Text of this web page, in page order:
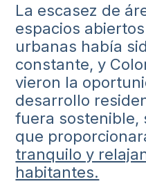
La escasez de
espacios
urbanas había
constante, y
vieron la
desarrollo
fuera sostenible,
que
tranquilo y
habitantes.